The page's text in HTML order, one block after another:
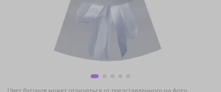
Цвет бутонов может отличаться от представленного на фото